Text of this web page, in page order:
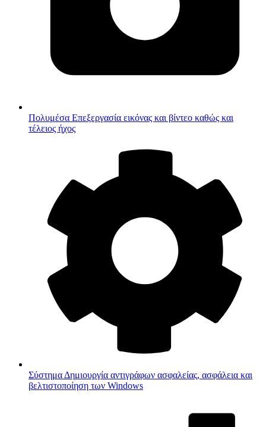
Πολυμέσα Επεξεργασία εικόνας και βίντεο καθώς και
τέλειος ήχος
Σύστημα Δημιουργία αντιγράφων ασφαλείας, ασφάλεια και
βελτιστοποίηση των Windows